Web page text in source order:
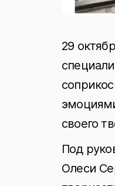
29
своего
Под
Олеси